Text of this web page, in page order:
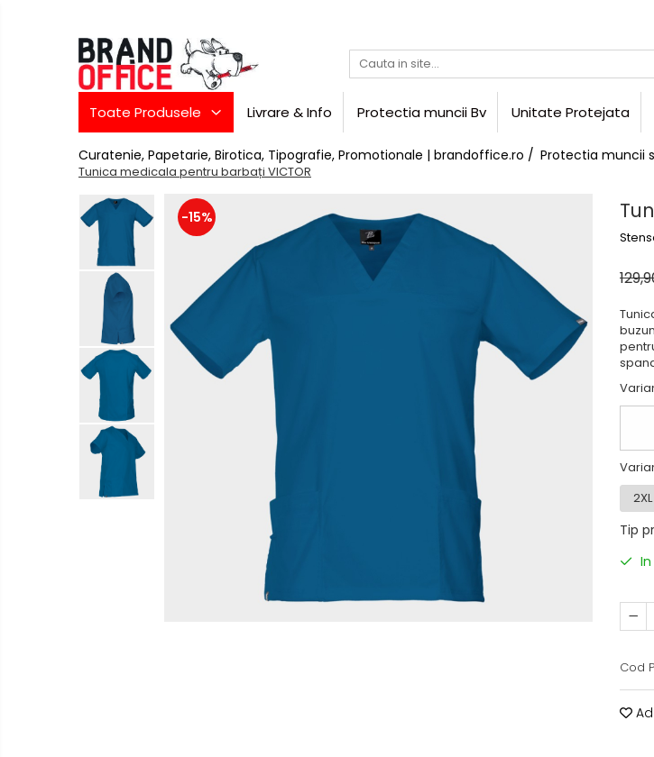
Toate Produsele
Hartie copiator si produse
Produse consumabile din hartie
Detergenti si dezinfectanti
Formulare tipizate
Saci menajeri (Unitate
Agende, calendare si
Agende personalizabile
Organizatoare business
si
papetarie
Hartie si articole din hartie
Bibliorafturi, caiete mecanice,
separatoare
Capsatoare, capse si
perforatoare
Toate Produsele Livrare & Info Protectia muncii Bv Unitate Protejata
Curatenie, Papetarie, Birotica, Tipografie, Promotionale | brandoffice.ro / Protectia muncii
Tunica medicala pentru barbați VICTOR
-15%
Tip
Cod